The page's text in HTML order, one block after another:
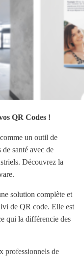
QR Codes !
un outil de
santé avec de
Découvrez la
solution complète et
de QR code. Elle est
qui la différencie des
professionnels de